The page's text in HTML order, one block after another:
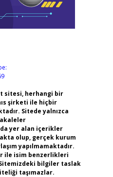
sitesi, herhangi bir
şirketi ile hiçbir
Sitede yalnızca
yer alan içerikler
olup, gerçek kurum
yapılmamaktadır.
ile isim benzerlikleri
bilgiler taslak
taşımazlar.